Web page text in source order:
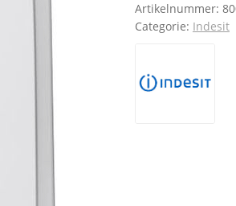
Artikelnummer:
Categorie: Indesit